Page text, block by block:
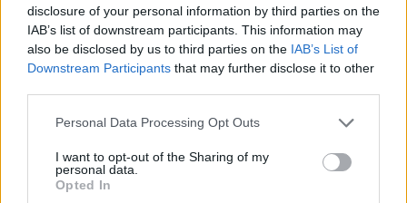
disclosure of your personal information by third parties on the
IAB’s list of downstream participants. This information may
also be disclosed by us to third parties on the IAB’s List of
Downstream Participants that may further disclose it to other
Please note that this website/app uses one or more Google
not limited to your visit or usage behaviour. You may click to
grant or deny consent to Google and its third-party tags to
use your data for below specified purposes in below Google
Personal Data Processing Opt Outs
I want to opt-out of the Sharing of my
personal data.
Opted In
Jön még kép!